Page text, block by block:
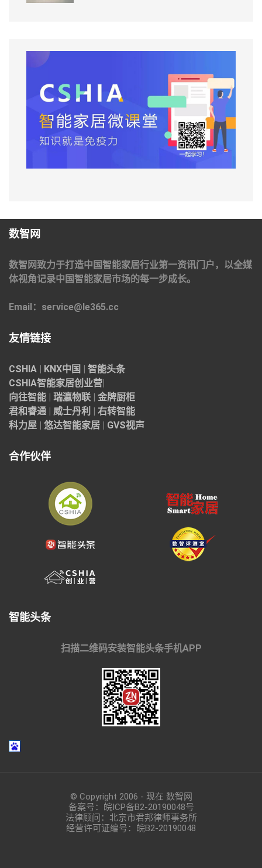
数智网
数智网致力于打造中国智能家居行业第一资讯门户，以全媒
体视角记录中国智能家居市场的每一步成长。
Email：service@le365.cc
友情链接
CSHIA KNX中国
智能头条
CSHIA智能家居创业营
向往智能
瑞瀛物联
金牌厨柜
君和睿通
威士丹利
右转智能
科力屋
悠达智能家居 GVS视声
合作伙伴
智能头条
扫描二维码安装智能头条手机APP
© Copyright 2006 - 现在 数智网
备案号： 皖ICP备B2-20190048号
法律顾问：北京市君邦律师事务所
经营许可证编号：皖B2-20190048